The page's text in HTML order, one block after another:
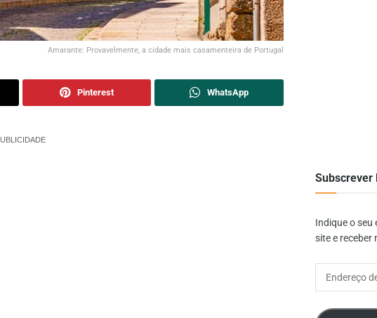
Amarante: Provavelmente, a cidade mais casamenteira de Portugal
Pinterest WhatsApp
Subscrever
Indique o seu
site e receber